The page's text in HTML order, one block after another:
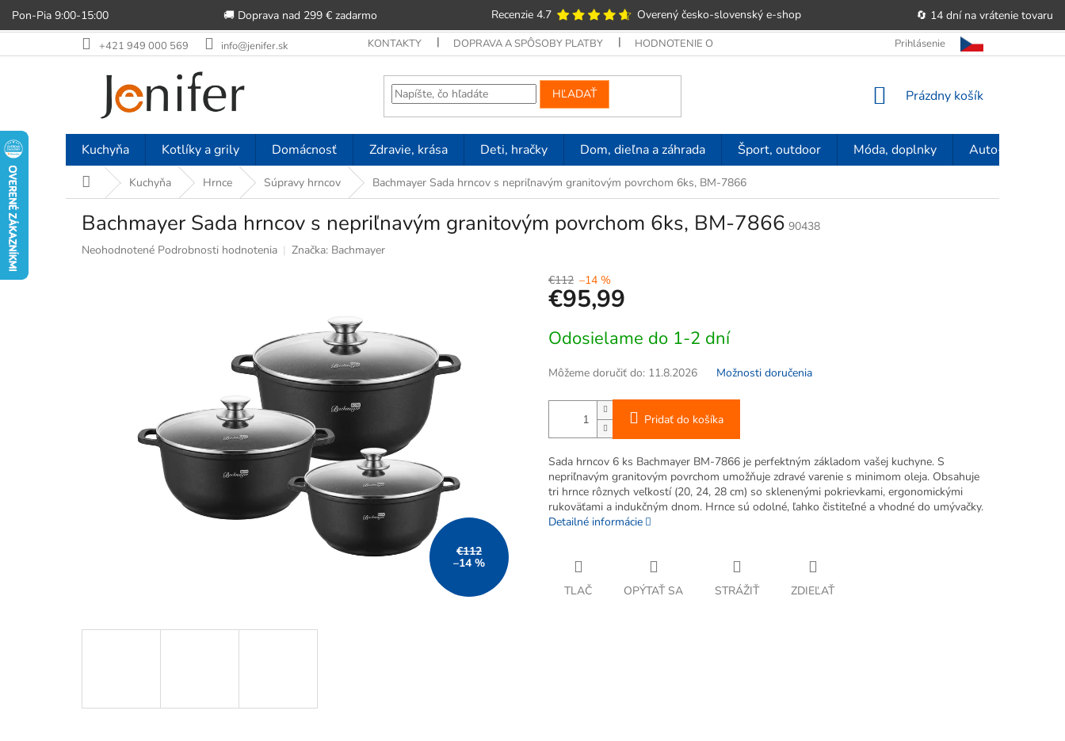
Pon-Pia 9:00-15:00 🚚 Doprava nad 299 € zadarmo Recenzie 4.7 Overený česko-slovenský e‑shop
🔄 14 dní na vrátenie tovaru
na
+421 949 000 569 info@jenifer.sk KONTAKTY DOPRAVA A SPÔSOBY PLATBY HODNOTENIE OBCHODU OBCHODNÉ PODMIENKY POUČENIE O PRÁVE
Prihlásenie
HĽADAŤ
NÁKUPNÝ
Prázdny košík
Kuchyňa Kotlíky a grily Domácnosť Zdravie, krása Deti, hračky Dom, dieľna a záhrada Šport, outdoor Móda, doplnky Auto-moto
DomovKuchyňa Hrnce Súpravy hrncov Bachmayer Sada hrncov s nepriľnavým granitovým povrchom 6ks, BM-7866
Bachmayer Sada hrncov s nepriľnavým granitovým povrchom 6ks, BM-7866 90438
Priemerné
Neohodnotené Podrobnosti hodnotenia Značka: Bachmayer
€112
–14 %
€112 –14 %
€95,99
cena:
Odosielame do 1-2 dní
Môžeme doručiť do: 11.8.2026 Možnosti doručenia
Pridať do košíka
Sada hrncov 6 ks Bachmayer BM-7866 je perfektným základom vašej kuchyne. S
nepriľnavým granitovým povrchom umožňuje zdravé varenie s minimom oleja. Obsahuje
tri hrnce rôznych veľkostí (20, 24, 28 cm) so sklenenými pokrievkami, ergonomickými
rukoväťami a indukčným dnom. Hrnce sú odolné, ľahko čistiteľné a vhodné do umývačky.
Detailné informácie
TLAČ OPÝTAŤ SA STRÁŽIŤ ZDIEĽAŤ